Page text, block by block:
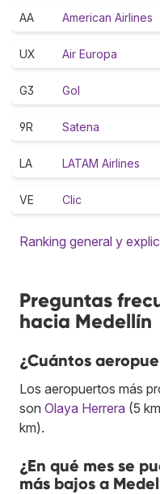
AA American Airlines
UX Air Europa
G3 Gol
9R Satena
LA LATAM Airlines
VE Clic
Ranking general y
Preguntas
hacia Medellín
¿Cuántos
Los aeropuertos más
son Olaya Herrera (5
km).
¿En qué mes se
más bajos a